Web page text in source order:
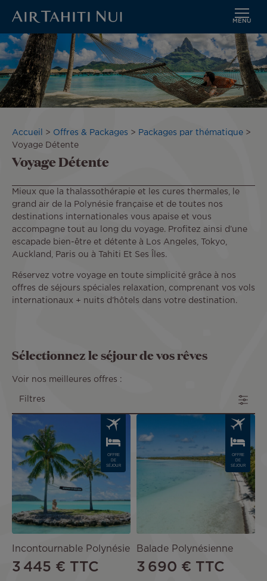
Aller
au
contenu
principal
MENU
Image
Fil
d'Ariane
Accueil Offres & Packages
Packages par thématique
Voyage Détente
Voyage Détente
Mieux que la thalassothérapie et les cures thermales, le
grand air de la Polynésie française et de toutes nos
destinations internationales vous apaise et vous
accompagne tout au long du voyage. Profitez ainsi d’une
escapade bien-être et détente à Los Angeles, Tokyo,
Auckland, Paris ou à Tahiti Et Ses Îles.
Réservez votre voyage en toute simplicité grâce à nos
offres de séjours spéciales relaxation, comprenant vos vols
internationaux + nuits d’hôtels dans votre destination.
Sélectionnez le séjour de vos rêves
Voir nos meilleures offres :
Filtres
Image
OFFRE
DE
SÉJOUR
Incontournable Polynésie
3 445 € TTC
OFFRE
DE
SÉJOUR
Balade Polynésienne
3 690 € TTC